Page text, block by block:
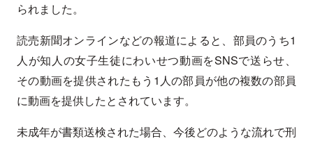
られました。
読売新聞オンラインなどの報道によると、部員のうち1
人が知人の女子生徒にわいせつ動画をSNSで送らせ、
その動画を提供されたもう1人の部員が他の複数の部員
に動画を提供したとされています。
未成年が書類送検された場合、今後どのような流れで刑